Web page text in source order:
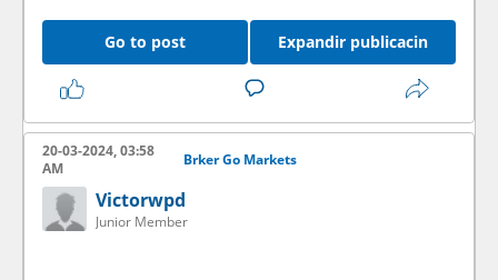
Go to post Expandir publicacin
20-03-2024, 03:58
AM
Brker Go Markets
Victorwpd
Junior Member